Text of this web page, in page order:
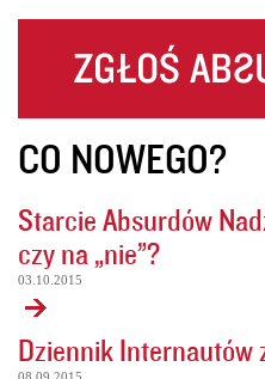
CO NOWEGO?
Starcie Absurdów
czy na „nie”?
03.10.2015
Dziennik Internautów
08.09.2015